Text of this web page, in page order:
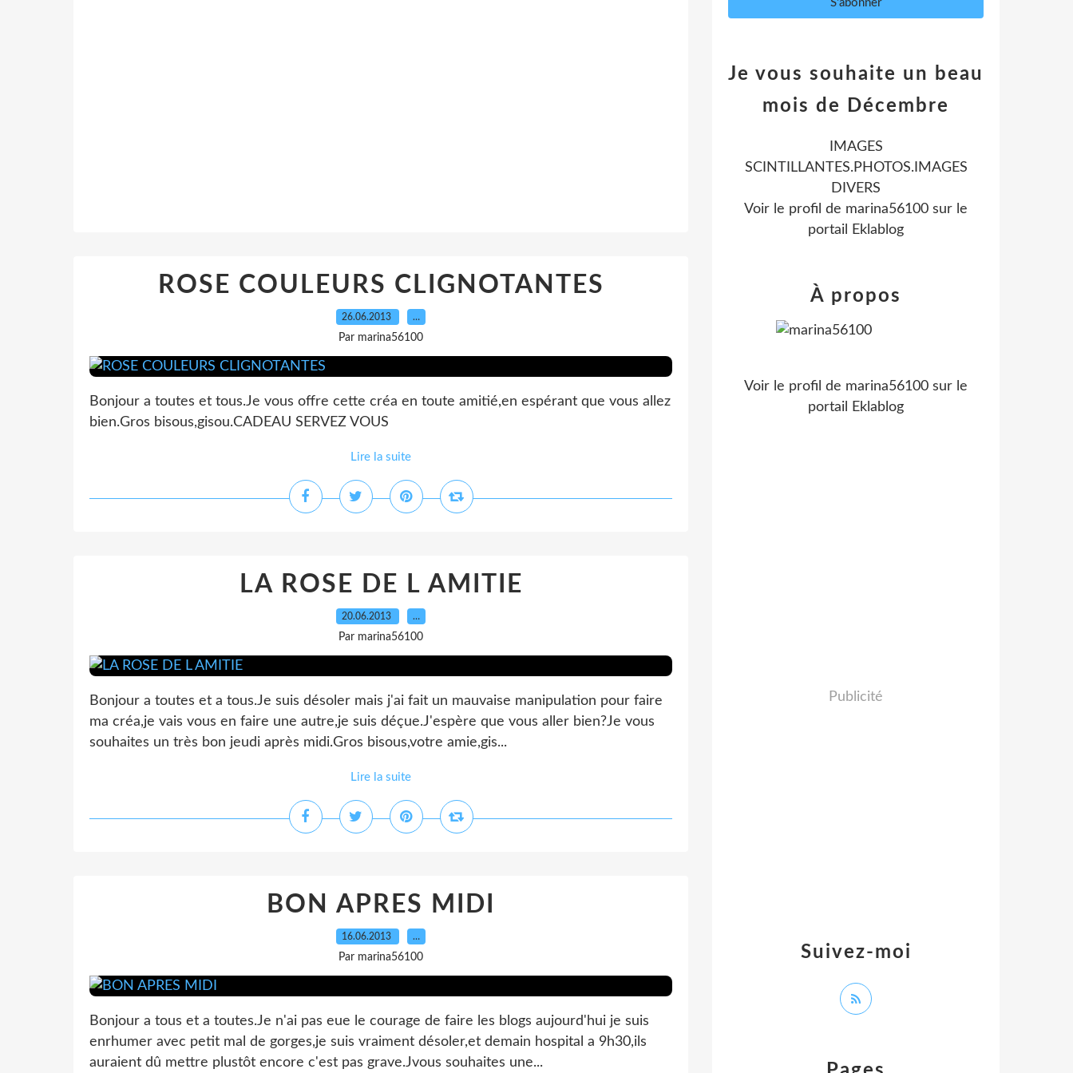
ROSE COULEURS CLIGNOTANTES
26.06.2013 …
Par marina56100
Bonjour a toutes et tous.Je vous offre cette créa en toute amitié,en espérant que vous allez
bien.Gros bisous,gisou.CADEAU SERVEZ VOUS
Lire la suite
LA ROSE DE L AMITIE
20.06.2013 …
Par marina56100
Bonjour a toutes et a tous.Je suis désoler mais j'ai fait un mauvaise manipulation pour faire
ma créa,je vais vous en faire une autre,je suis déçue.J'espère que vous aller bien?Je vous
souhaites un très bon jeudi après midi.Gros bisous,votre amie,gis...
Lire la suite
BON APRES MIDI
16.06.2013 …
Par marina56100
Bonjour a tous et a toutes.Je n'ai pas eue le courage de faire les blogs aujourd'hui je suis
enrhumer avec petit mal de gorges,je suis vraiment désoler,et demain hospital a 9h30,ils
auraient dû mettre plustôt encore c'est pas grave.Jvous souhaites une...
Je vous souhaite un beau
mois de Décembre
IMAGES
SCINTILLANTES.PHOTOS.IMAGES
DIVERS
Voir le profil de marina56100 sur le
portail Eklablog
Suivez-moi
À propos
Voir le profil de marina56100 sur le
portail Eklablog
Publicité